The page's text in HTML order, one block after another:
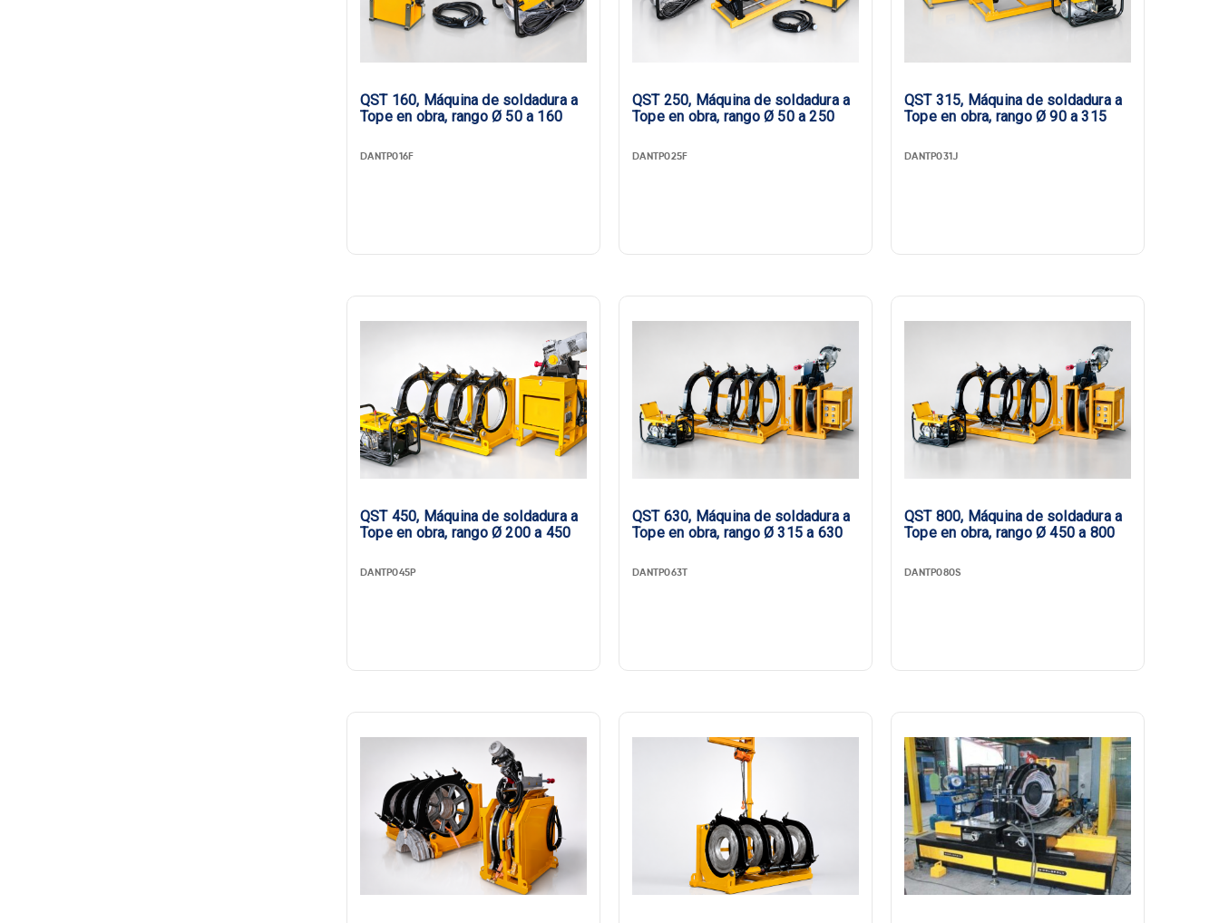
QST 160, Máquina de soldadura a
Tope en obra, rango Ø 50 a 160
DANTP016F
QST 250, Máquina de soldadura a
Tope en obra, rango Ø 50 a 250
DANTP025F
QST 315, Máquina de soldadura a
Tope en obra, rango Ø 90 a 315
DANTP031J
QST 450, Máquina de soldadura a
Tope en obra, rango Ø 200 a 450
DANTP045P
QST 630, Máquina de soldadura a
Tope en obra, rango Ø 315 a 630
DANTP063T
QST 800, Máquina de soldadura a
Tope en obra, rango Ø 450 a 800
DANTP080S